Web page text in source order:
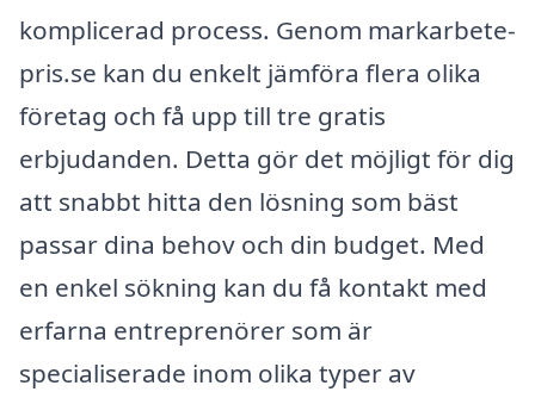
komplicerad process. Genom markarbete-
pris.se kan du enkelt jämföra flera olika
företag och få upp till tre gratis
erbjudanden. Detta gör det möjligt för dig
att snabbt hitta den lösning som bäst
passar dina behov och din budget. Med
en enkel sökning kan du få kontakt med
erfarna entreprenörer som är
specialiserade inom olika typer av